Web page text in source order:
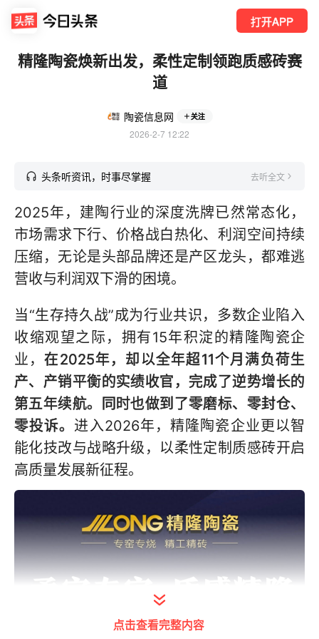
打开APP
精隆陶瓷焕新出发，柔性定制领跑质感砖赛
道
陶瓷信息网 关注
2026-2-7 12:22
头条听资讯，时事尽掌握 去听全文
2025年，建陶行业的深度洗牌已然常态化，
市场需求下行、价格战白热化、利润空间持续
压缩，无论是头部品牌还是产区龙头，都难逃
营收与利润双下滑的困境。
当“生存持久战”成为行业共识，多数企业陷入
收缩观望之际，拥有15年积淀的精隆陶瓷企
业，在2025年，却以全年超11个月满负荷生
产、产销平衡的实绩收官，完成了逆势增长的
第五年续航。同时也做到了零磨标、零封仓、
零投诉。 进入2026年，精隆陶瓷企业更以智
能化技改与战略升级，以柔性定制质感砖开启
高质量发展新征程。
点击查看完整内容